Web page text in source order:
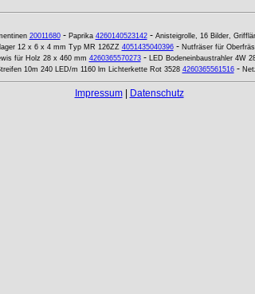
20011680- Paprika 4260140523142- Anisteigrolle, 16 Bilder,
12 x 6 x 4 mm Typ MR 126ZZ 4051435040396- Nutfräser für
für Holz 28 x 460 mm 4260365570273- LED Bodeneinbaustrahler 4W
10m 240 LED/m 1160 lm Lichterkette Rot 3528 4260365561516-
Impressum| Datenschutz